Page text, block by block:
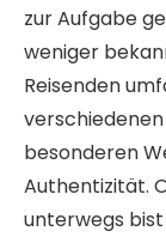
zur Aufgabe
weniger
Reisenden
besonderen
Authentizität.
unterwegs